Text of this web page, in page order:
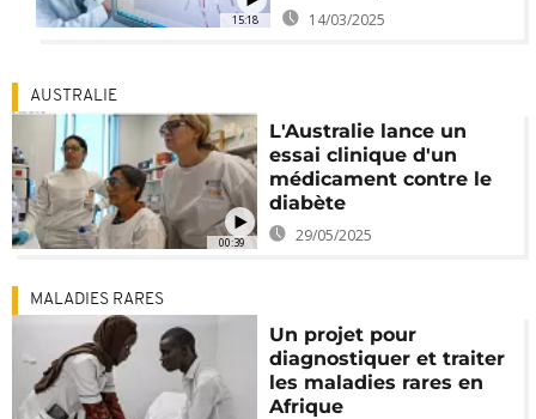
15:18 14/03/2025
00:39
AUSTRALIE
L'Australie lance un
essai clinique d'un
médicament contre le
diabète
29/05/2025
MALADIES RARES
Un projet pour
diagnostiquer et traiter
les maladies rares en
Afrique